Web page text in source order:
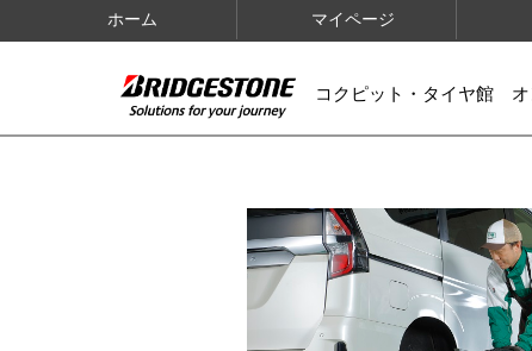
ホーム マイページ
コクピット・タイヤ館 オ
IMAGES